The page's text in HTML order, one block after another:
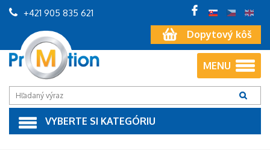
Dopytový kôš
+421 905 835 621
MENU
VYBERTE SI KATEGÓRIU